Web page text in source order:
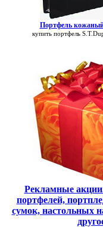
Портфель
купить портфель
Рекламные
портфелей,
сумок, настольных